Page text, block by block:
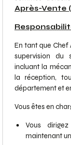
Après-Vente
En tant que Chef
supervision du
incluant la
la réception,
département et
Vous êtes en
Vous
maintenant